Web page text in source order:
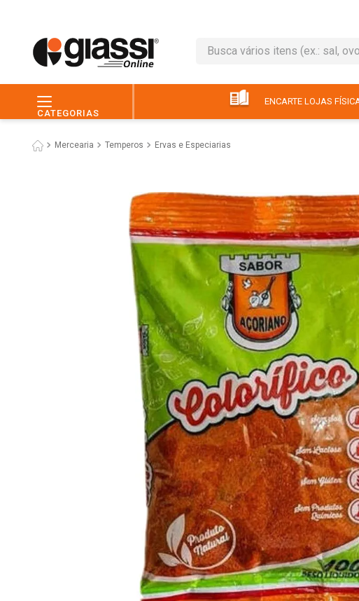
Busca vários itens (ex.: sal, ovo)
CATEGORIAS
ENCARTE LOJAS
Mercearia Temperos Ervas e Especiarias
leite
3º
5º chocolate
6º
7º macarrão
º iogurte
º ovo
10 º arroz